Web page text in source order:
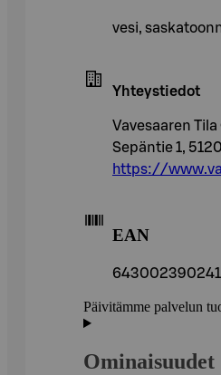
vesi,
Yhteystiedot
Vavesaaren Tila
Sepäntie 1,
https://
EAN
Päivitämme palvelun
Ominaisuudet